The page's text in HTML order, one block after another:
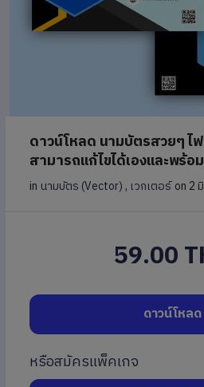
ดาวน์โหลด นามบัตรสวยๆ ไฟ
สามารถแก้ไขได้เองและพร้อ
in นามบัตร (Vector), เวกเตอร์ on 2
59.00
ดาวน์โหลด
หรือสมัครแพ็คเกจ